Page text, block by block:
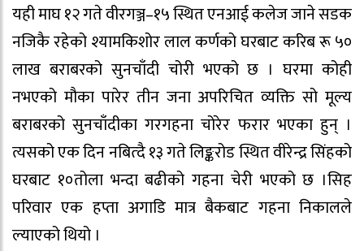
यही माघ १२ गते वीरगञ्ज–१५ स्थित एनआई कलेज जाने सडक
नजिकै रहेको श्यामकिशोर लाल कर्णको घरबाट करिब रू ५०
लाख बराबरको सुनचाँदी चोरी भएको छ । घरमा कोही
नभएको मौका पारेर तीन जना अपरिचित व्यक्ति सो मूल्य
बराबरको सुनचाँदीका गरगहना चोरेर फरार भएका हुन् ।
त्यसको एक दिन नबित्दै १३ गते लिङ्करोड स्थित वीरेन्द्र सिंहको
घरबाट १०तोला भन्दा बढीको गहना चेरी भएको छ ।सिह
परिवार एक हप्ता अगाडि मात्र बैकबाट गहना निकालले
ल्याएको थियो ।